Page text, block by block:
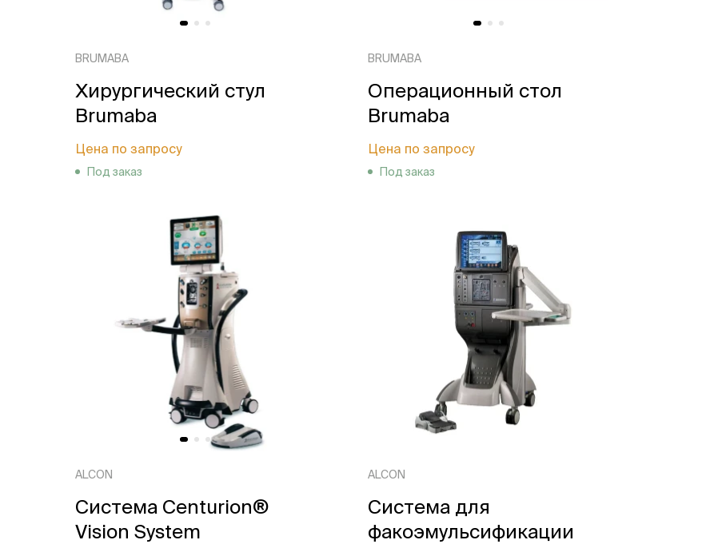
BRUMABA
Хирургический стул
Brumaba
Цена по запросу
Под заказ
BRUMABA
Операционный стол
Brumaba
Цена по запросу
Под заказ
ALCON
Система Centurion®
Vision System
ALCON
Система для
факоэмульсификации